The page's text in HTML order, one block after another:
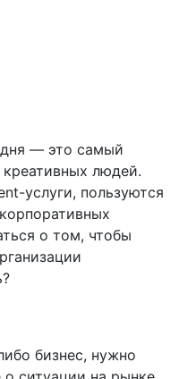
— это самый
креативных людей.
услуги, пользуются
о том, чтобы
бизнес, нужно